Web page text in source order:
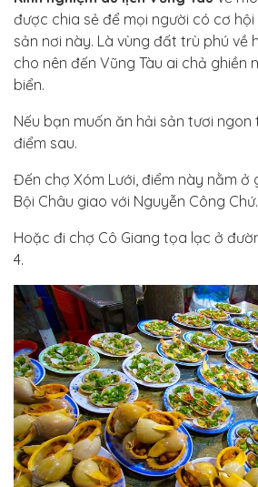
được chia sẻ để mọi người có cơ
sản nơi này. Là vùng đất trù phú về
cho nên đến Vũng Tàu ai chả ghiền
biển.
Nếu bạn muốn ăn hải sản tươi
điểm sau.
Đến chợ Xóm Lưới, điểm này nằm ở
Bội Châu giao với Nguyễn Công Chứ.
Hoặc đi chợ Cô Giang tọa lạc ở
4.